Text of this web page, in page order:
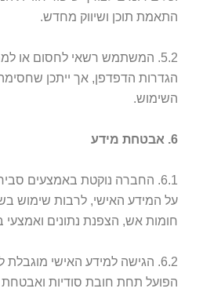
התאמת תוכן ושיווק מחדש.
5.2. המשתמש רשאי לחסום או
הגדרות הדפדפן, אך ייתכן שחסימה
השימוש.
6. אבטחת מידע
6.1. החברה נוקטת באמצעים
על המידע האישי, לרבות שימוש
חומות אש, הצפנת נתונים ואמצעי
6.2. הגישה למידע האישי
הפועל תחת חובת סודיות ואבטחת